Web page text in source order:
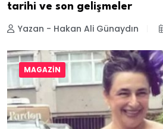
tarihi ve son gelişmeler
Yazan - Hakan Ali Günaydın
MAGAZIN